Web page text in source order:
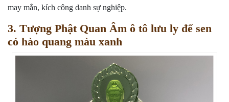
may mắn, kích công danh sự nghiệp.
3. Tượng Phật Quan Âm ô tô lưu ly đế sen
có hào quang màu xanh